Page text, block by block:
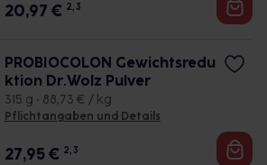
20,97 € 2, 3
PROBIOCOLON Gewichtsredu
ktion Dr.Wolz Pulver
315 g • 88,73 € / kg
Pflichtangaben und Details
27,95€ 2, 3